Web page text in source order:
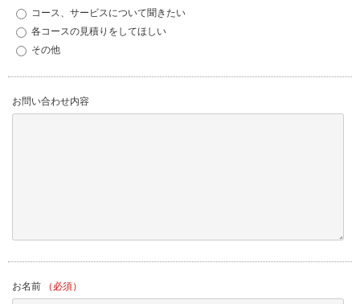
コース、サービスについて聞きたい
各コースの見積りをしてほしい
その他
お問い合わせ内容
お名前 （必須）